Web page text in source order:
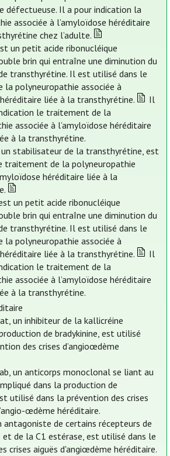
défectueuse. Il a pour indication la
associée à l’amyloïdose héréditaire
chez l’adulte.
un petit acide ribonucléique
brin qui entraîne une diminution du
transthyrétine. Il est utilisé dans le
la polyneuropathie associée à
liée à la transthyrétine.
Il
le traitement de la
associée à l’amyloïdose héréditaire
à la transthyrétine.
stabilisateur de la transthyrétine, est
traitement de la polyneuropathie
héréditaire liée à la
un petit acide ribonucléique
brin qui entraîne une diminution du
transthyrétine. Il est utilisé dans le
la polyneuropathie associée à
liée à la transthyrétine.
Il
le traitement de la
associée à l’amyloïdose héréditaire
à la transthyrétine.
un inhibiteur de la kallicréine
de bradykinine, est utilisé
des crises d’angioœdème
un anticorps monoclonal se liant au
dans la production de
utilisé dans la prévention des crises
œdème héréditaire.
antagoniste de certains récepteurs de
et de la C1 estérase, est utilisé dans le
crises aiguës d'angiœdème héréditaire.